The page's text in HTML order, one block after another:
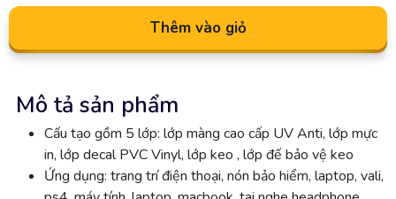
Thêm vào giỏ
Mô tả sản phẩm
Cấu tạo gồm 5 lớp: lớp màng cao cấp UV Anti, lớp mực
in, lớp decal PVC Vinyl, lớp keo , lớp đế bảo vệ keo
Ứng dụng: trang trí điện thoại, nón bảo hiểm, laptop, vali,